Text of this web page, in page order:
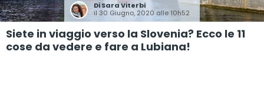
DiSara Viterbi
il 30 Giugno, 2020 alle 10h52
Siete in viaggio verso la Slovenia? Ecco le 11
cose da vedere e fare a Lubiana!